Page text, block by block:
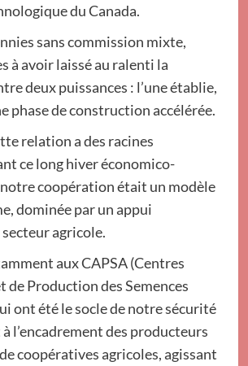
du Canada.
sans commission mixte,
à avoir laissé au ralenti la
deux puissances : l’une établie,
phase de construction accélérée.
relation a des racines
ce long hiver économico-
coopération était un modèle
dominée par un appui
agricole.
aux CAPSA (Centres
de Production des Semences
ont été le socle de notre sécurité
l’encadrement des producteurs
coopératives agricoles, agissant